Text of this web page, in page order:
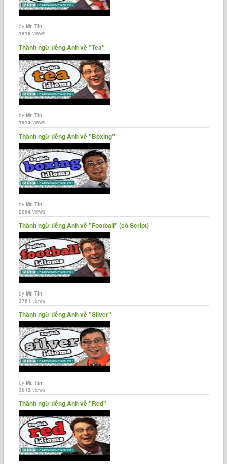
byMr. Tin
1918 views
Thành ngữ tiếng Anh về "Tea"
byMr. Tin
1913 views
Thành ngữ tiếng Anh về "Boxing"
byMr. Tin
2064 views
Thành ngữ tiếng Anh về "Football" (có Script)
byMr. Tin
3761 views
Thành ngữ tiếng Anh về "Silver"
byMr. Tin
3012 views
Thành ngữ tiếng Anh về "Red"